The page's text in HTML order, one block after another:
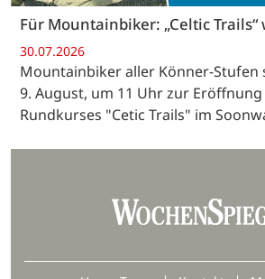
Für Mountainbiker: „Celtic
30.07.2026
Mountainbiker aller Könner-Stufen
9. August, um 11 Uhr zur
Rundkurses "Cetic Trails" im